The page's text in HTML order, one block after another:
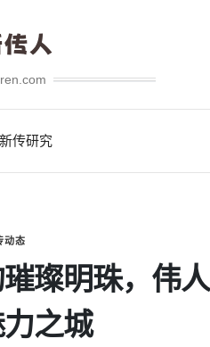
新传研究
动态
璨明珠，伟
之城